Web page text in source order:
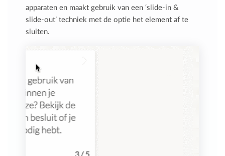
apparaten en maakt gebruik van een ‘slide-in &
slide-out’ techniek met de optie het element af te
sluiten.